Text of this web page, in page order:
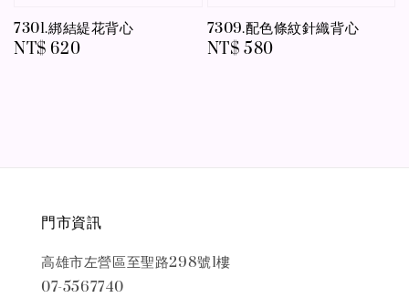
7301.綁結緹花背心
Regular
NT$ 620
7309.配色條紋針織背心
Regular
NT$ 580
門市資訊
高雄市左營區至聖路298號1樓
07-5567740